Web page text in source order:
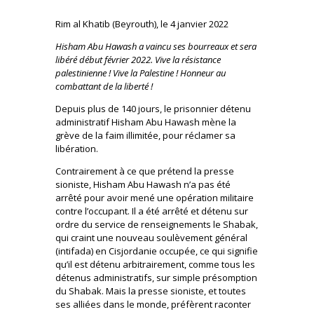
Rim al Khatib (Beyrouth), le 4 janvier 2022
Hisham Abu Hawash a vaincu ses bourreaux et sera
libéré début février 2022. Vive la résistance
palestinienne ! Vive la Palestine ! Honneur au
combattant de la liberté !
Depuis plus de 140 jours, le prisonnier détenu
administratif Hisham Abu Hawash mène la
grève de la faim illimitée, pour réclamer sa
libération.
Contrairement à ce que prétend la presse
sioniste, Hisham Abu Hawash n’a pas été
arrêté pour avoir mené une opération militaire
contre l’occupant. Il a été arrêté et détenu sur
ordre du service de renseignements le Shabak,
qui craint une nouveau soulèvement général
(intifada) en Cisjordanie occupée, ce qui signifie
qu’il est détenu arbitrairement, comme tous les
détenus administratifs, sur simple présomption
du Shabak. Mais la presse sioniste, et toutes
ses alliées dans le monde, préfèrent raconter